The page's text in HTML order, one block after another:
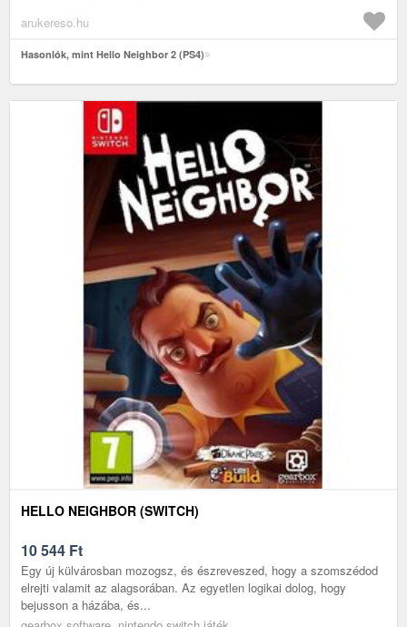
arukereso.hu
Hasonlók, mint Hello Neighbor 2 (PS4)
HELLO NEIGHBOR (SWITCH)
10 544 Ft
Egy új külvárosban mozogsz, és észreveszed, hogy a szomszédod
elrejti valamit az alagsorában. Az egyetlen logikai dolog, hogy
bejusson a házába, és...